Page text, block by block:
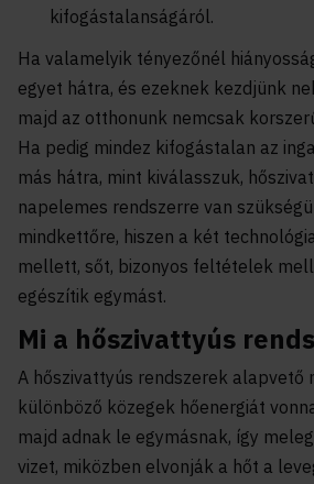
kifogástalanságáról.
Ha valamelyik tényezőnél
egyet hátra, és ezeknek kezdjünk
majd az otthonunk nemcsak
Ha pedig mindez kifogástalan az
más hátra, mint kiválasszuk,
napelemes rendszerre van
mindkettőre, hiszen a két
mellett, sőt, bizonyos feltételek
egészítik egymást.
Mi a hőszivattyús
A hőszivattyús rendszerek alapvető
különböző közegek hőenergiát
majd adnak le egymásnak, így
vizet, miközben elvonják a hőt a